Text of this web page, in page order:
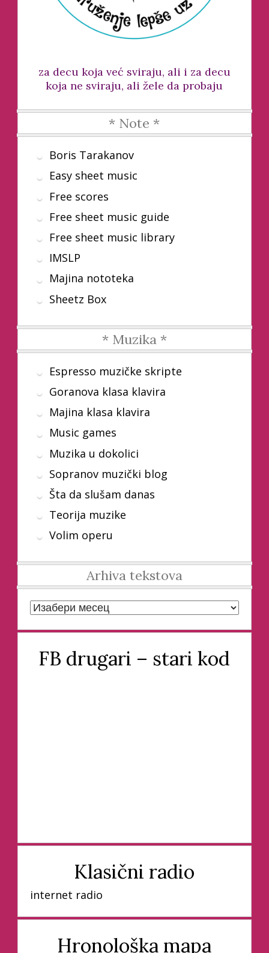
za decu koja već sviraju, ali i za decu
koja ne sviraju, ali žele da probaju
* Note *
Boris Tarakanov
Easy sheet music
Free scores
Free sheet music guide
Free sheet music library
IMSLP
Majina nototeka
Sheetz Box
* Muzika *
Espresso muzičke skripte
Goranova klasa klavira
Majina klasa klavira
Music games
Muzika u dokolici
Sopranov muzički blog
Šta da slušam danas
Teorija muzike
Volim operu
Arhiva tekstova
Arhiva tekstova
FB drugari – stari kod
Klasični radio
internet radio
Hronološka mapa